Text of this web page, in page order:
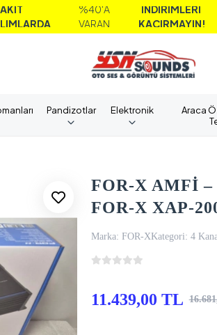
VARAN
İNDİRİMLERİ
KAÇIRMAYIN!
Pandizotlar Elektronik
Araca
FOR-X AMFİ –
FOR-X XAP-
Marka: FOR-XKategori: 4
11.439,00 TL